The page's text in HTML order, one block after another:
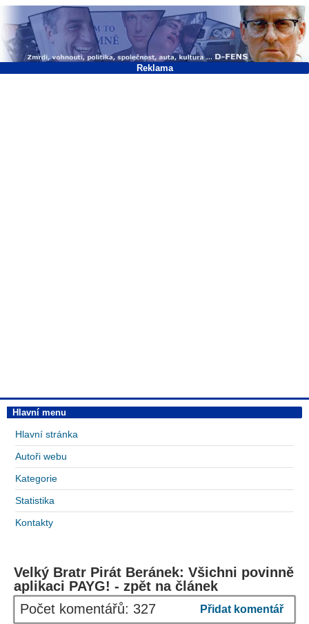
Reklama
Hlavní menu
Hlavní stránka
Autoři webu
Kategorie
Statistika
Kontakty
Velký Bratr Pirát Beránek: Všichni povinně
aplikaci PAYG! - zpět na článek
Počet komentářů: 327
Přidat komentář